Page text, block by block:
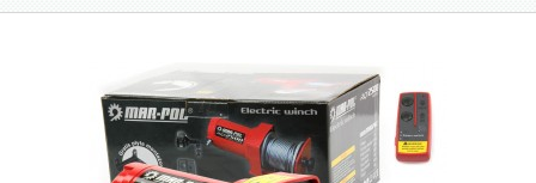
Celtniecības tehnika (51)
Elektroinstrumenti (69)